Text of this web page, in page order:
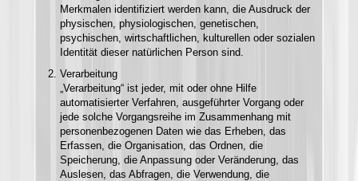
Merkmalen identifiziert werden kann, die Ausdruck der
physischen, physiologischen, genetischen,
psychischen, wirtschaftlichen, kulturellen oder sozialen
Identität dieser natürlichen Person sind.
Verarbeitung
„Verarbeitung“ ist jeder, mit oder ohne Hilfe
automatisierter Verfahren, ausgeführter Vorgang oder
jede solche Vorgangsreihe im Zusammenhang mit
personenbezogenen Daten wie das Erheben, das
Erfassen, die Organisation, das Ordnen, die
Speicherung, die Anpassung oder Veränderung, das
Auslesen, das Abfragen, die Verwendung, die